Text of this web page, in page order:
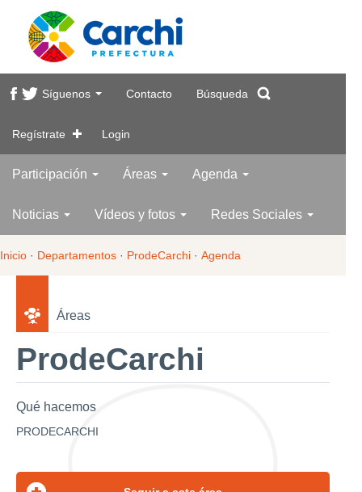
Síguenos Contacto Búsqueda
Regístrate Login
Participación Áreas Agenda
Noticias Vídeos y fotos Redes Sociales
Inicio · Departamentos · ProdeCarchi · Agenda
Áreas
ProdeCarchi
Qué hacemos
PRODECARCHI